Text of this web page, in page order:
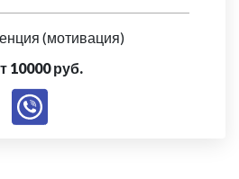
(мотивация)
10000 руб.